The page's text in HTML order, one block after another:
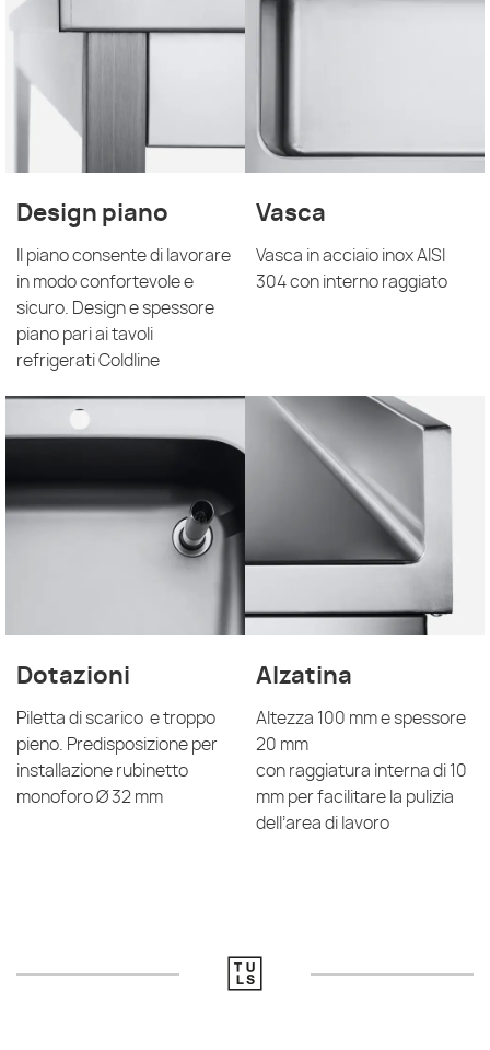
Design piano
Il piano consente di lavorare
in modo confortevole e
sicuro. Design e spessore
piano pari ai tavoli
refrigerati Coldline
Vasca
Vasca in acciaio inox AISI
304 con interno raggiato
Dotazioni
Piletta di scarico e troppo
pieno. Predisposizione per
installazione rubinetto
monoforo Ø 32 mm
Alzatina
Altezza 100 mm e spessore
20 mm
con raggiatura interna di 10
mm per facilitare la pulizia
dell’area di lavoro